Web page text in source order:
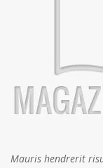
Mauris hendrerit